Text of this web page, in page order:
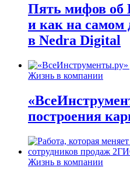
Пять мифов
и как на самом
в Nedra Digital
Жизнь в компании
построения
Жизнь в компании